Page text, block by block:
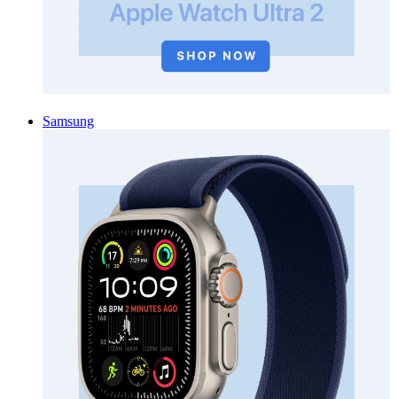
Samsung